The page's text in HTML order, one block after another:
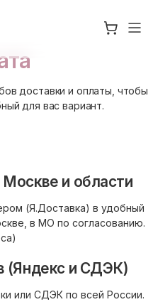
доставки и оплаты, чтобы
для вас вариант.
и области
(Я.Доставка) в удобный
в МО по согласованию.
(Яндекс и СДЭК)
или СДЭК по всей России.